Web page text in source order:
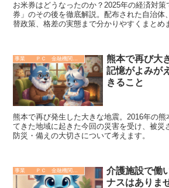
お米券はどうなったのか？2025年の経済対
券」のその後を徹底解説。配布された自治体
替政策、格差の実態まで分かりやすくまとめ
事業 ＰＣ 金融機関 その他
熊本で再び大
記憶がよみが
きること
熊本で再び発生した大きな地震。2016年の
てきた地域に起きた今回の災害を受け、被災
防災・備えの大切さについて考えます。
介護施設で働
ナスはありま